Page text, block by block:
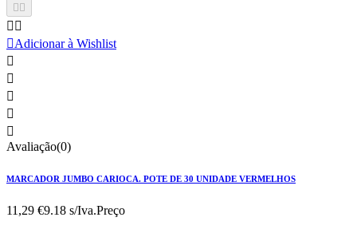
 
 
Adicionar à Wishlist





Avaliação(0)
MARCADOR JUMBO CARIOCA. POTE DE 30 UNIDADE VERMELHOS
11,29 €9.18 s/Iva.Preço